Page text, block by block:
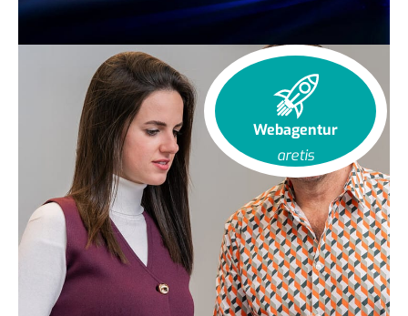
Webagentur
aretis